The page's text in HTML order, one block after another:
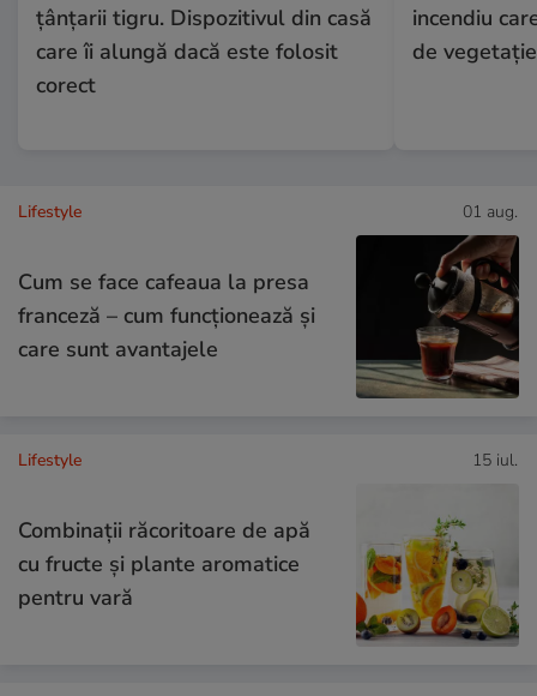
țânțarii tigru. Dispozitivul din casă
care îi alungă dacă este folosit
corect
incendiu
de
Lifestyle 01 aug.
Cum se face cafeaua la presa
franceză – cum funcționează și
care sunt avantajele
Lifestyle 15 iul.
Combinaţii răcoritoare de apă
cu fructe şi plante aromatice
pentru vară